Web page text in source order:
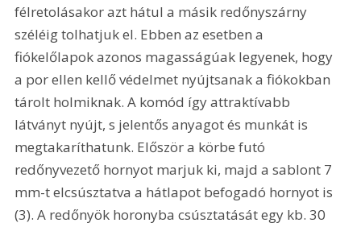
félretolásakor azt hátul a másik redőnyszárny
széléig tolhatjuk el. Ebben az esetben a
fiókelőlapok azonos magasságúak legyenek, hogy
a por ellen kellő védelmet nyújtsanak a fiókokban
tárolt holmiknak. A komód így attraktívabb
látványt nyújt, s jelentős anyagot és munkát is
megtakaríthatunk. Először a körbe futó
redőnyvezető hornyot marjuk ki, majd a sablont 7
mm-t elcsúsztatva a hátlapot befogadó hornyot is
(3). A redőnyök horonyba csúsztatását egy kb. 30